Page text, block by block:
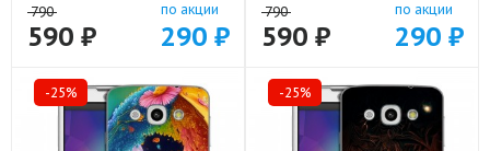
790
590 ₽
по акции
290 ₽
790
590 ₽
по акции
290 ₽
-25% -25%